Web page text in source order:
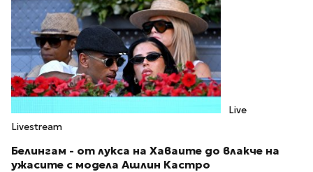
Live
Livestream
Белингам - от лукса на Хаваите до влакче на
ужасите с модела Ашлин Кастро